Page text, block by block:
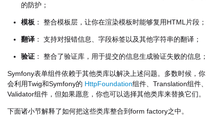
的防护；
模板 ： 整合模板层，让你在渲染模板时能够复用HTML片段；
翻译 ： 支持对报错信息、字段标签以及其他字符串的翻译；
验证 ： 整合了验证库，用于提交的信息生成验证失败的信息；
Symfony表单组件依赖于其他类库以解决上述问题。多数时候，你
会利用Twig和Symfony的 HttpFoundation组件、Translation组件、
Validator组件，但如果愿意，你也可以选择其他类库来替换它们。
下面诸小节解释了如何把这些类库整合到form factory之中。